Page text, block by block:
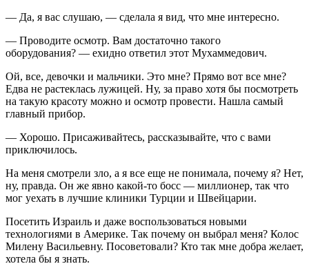
— Да, я вас слушаю, — сделала я вид, что мне интересно.
— Проводите осмотр. Вам достаточно такого
оборудования? — ехидно ответил этот Мухаммедович.
Ой, все, девочки и мальчики. Это мне? Прямо вот все мне?
Едва не растеклась лужицей. Ну, за право хотя бы посмотреть
на такую красоту можно и осмотр провести. Нашла самый
главный прибор.
— Хорошо. Присаживайтесь, рассказывайте, что с вами
приключилось.
На меня смотрели зло, а я все еще не понимала, почему я? Нет,
ну, правда. Он же явно какой-то босс — миллионер, так что
мог уехать в лучшие клиники Турции и Швейцарии.
Посетить Израиль и даже воспользоваться новыми
технологиями в Америке. Так почему он выбрал меня? Колос
Милену Васильевну. Посоветовали? Кто так мне добра желает,
хотела бы я знать.